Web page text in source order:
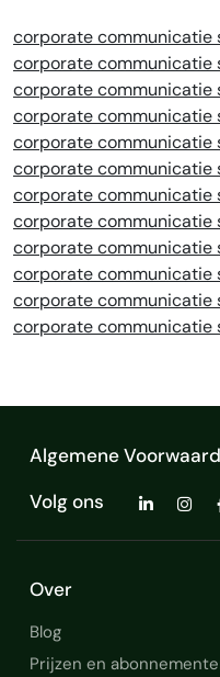
corporate communicatie
corporate communicatie
corporate communicatie
corporate communicatie
corporate communicatie
corporate communicatie
corporate communicatie
corporate communicatie
corporate communicatie
corporate communicatie
corporate communicatie
corporate communicatie
Algemene
Volg ons
Over
Blog
Prijzen en